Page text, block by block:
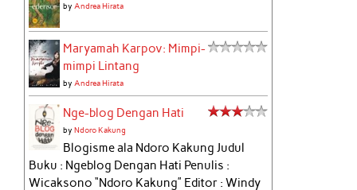
byAndrea Hirata
Maryamah Karpov: Mimpi-
mimpi Lintang
byAndrea Hirata
Nge-blog Dengan Hati
byNdoro Kakung
Blogisme ala Ndoro Kakung Judul
Buku : Ngeblog Dengan Hati Penulis :
Wicaksono “Ndoro Kakung” Editor : Windy